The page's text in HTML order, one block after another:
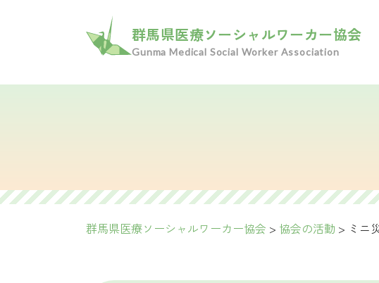
群馬県医療ソーシャルワーカー協会
Gunma Medical Social Worker Association
群馬県医療ソーシャルワーカー協会 > 協会の活動 > ミニ